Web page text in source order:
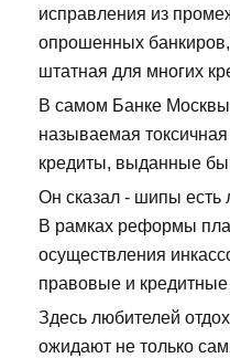
исправления из
опрошенных
штатная для многих
В самом Банке Москвы
называемая
кредиты, выданные
Он сказал - шипы есть
В рамках реформы
осуществления
правовые и кредитные
Здесь любителей
ожидают не только